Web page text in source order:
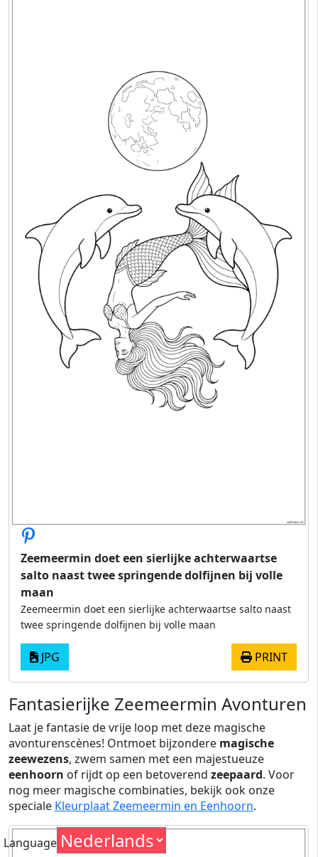
Zeemeermin doet een sierlijke achterwaartse
salto naast twee springende dolfijnen bij volle
maan
Zeemeermin doet een sierlijke achterwaartse salto naast
twee springende dolfijnen bij volle maan
JPG PRINT
Fantasierijke Zeemeermin Avonturen
Laat je fantasie de vrije loop met deze magische
avonturenscènes! Ontmoet bijzondere magische
zeewezens, zwem samen met een majestueuze
eenhoorn of rijdt op een betoverend zeepaard. Voor
nog meer magische combinaties, bekijk ook onze
speciale Kleurplaat Zeemeermin en Eenhoorn.
Language